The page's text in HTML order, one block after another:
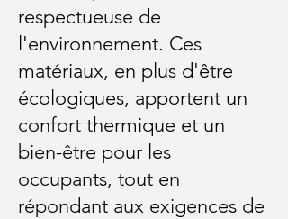
respectueuse de
l'environnement. Ces
matériaux, en plus d'être
écologiques, apportent un
confort thermique et un
bien-être pour les
occupants, tout en
répondant aux exigences de